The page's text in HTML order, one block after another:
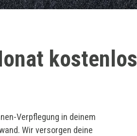
kostenlos
Verpflegung in deinem
Wir versorgen deine